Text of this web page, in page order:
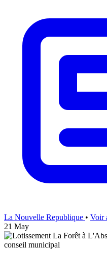
La Nouvelle Republique • Voir
21 May